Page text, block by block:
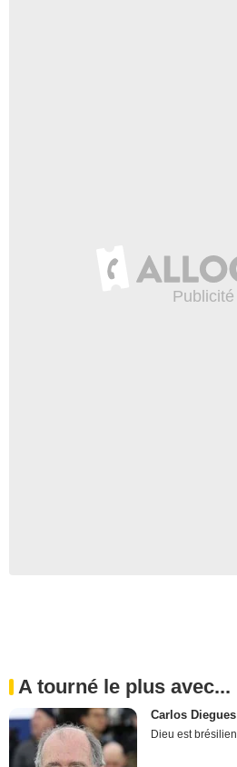
A tourné le plus avec...
Carlos Diegues
Dieu est brésilien